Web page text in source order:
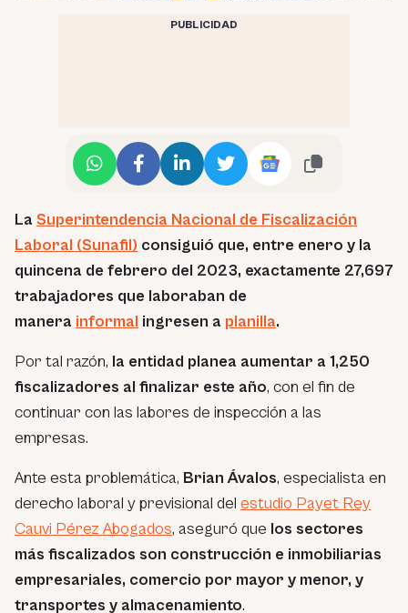
PUBLICIDAD
La Superintendencia Nacional de Fiscalización
Laboral (Sunafil) consiguió que, entre enero y la
quincena de febrero del 2023, exactamente 27,697
trabajadores que laboraban de
manera informal ingresen a planilla.
Por tal razón, la entidad planea aumentar a 1,250
fiscalizadores al finalizar este año, con el fin de
continuar con las labores de inspección a las
empresas.
Ante esta problemática, Brian Ávalos, especialista en
derecho laboral y previsional del estudio Payet Rey
Cauvi Pérez Abogados, aseguró que los sectores
más fiscalizados son construcción e inmobiliarias
empresariales, comercio por mayor y menor, y
transportes y almacenamiento.